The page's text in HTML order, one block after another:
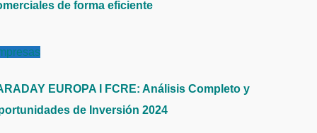
de forma eficiente
EUROPA I FCRE: Análisis Completo y
de Inversión 2024